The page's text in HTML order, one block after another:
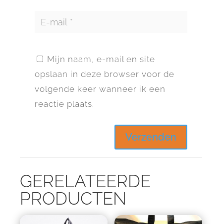
Mijn naam, e-mail en site
opslaan in deze browser voor de
volgende keer wanneer ik een
reactie plaats.
GERELATEERDE
PRODUCTEN